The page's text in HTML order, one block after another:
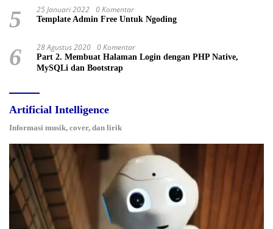
5 25 Januari 2022 0 Komentar
Template Admin Free Untuk Ngoding
6 28 Agustus 2020 0 Komentar
Part 2. Membuat Halaman Login dengan PHP Native,
MySQLi dan Bootstrap
Artificial Intelligence
Informasi musik, cover, dan lirik